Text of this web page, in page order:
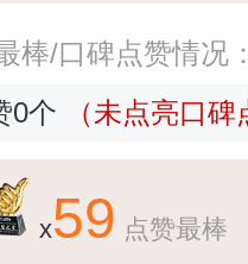
棒/口碑点赞情况
0个
（未点亮口
x59 点赞最棒